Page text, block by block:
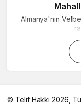
Almanya'nın
© Telif Hakkı 2026,